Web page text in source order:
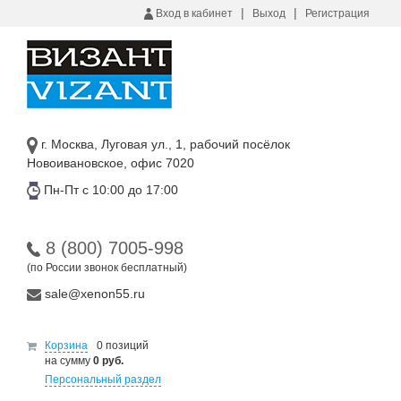
Вход в кабинет | Выход | Регистрация
г. Москва, Луговая ул., 1, рабочий посёлок
Новоивановское, офис 7020
Пн-Пт с 10:00 до 17:00
8 (800) 7005-998
(по России звонок бесплатный)
sale@xenon55.ru
Корзина
0 позиций
на сумму 0 руб.
Персональный раздел